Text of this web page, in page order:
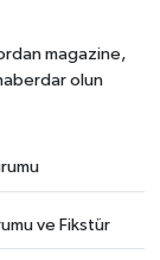
magazine,
olun
ve Fikstür